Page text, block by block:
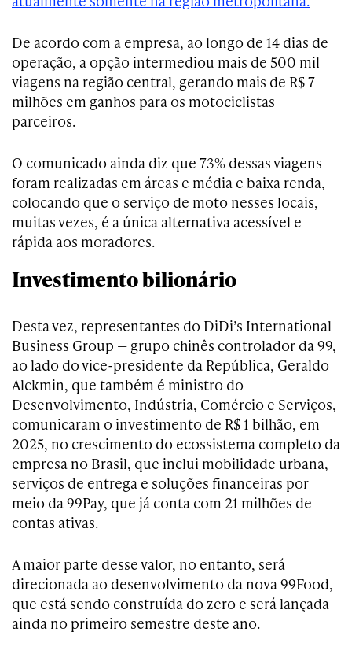
De acordo com a empresa, ao longo de 14 dias de
operação, a opção intermediou mais de 500 mil
viagens na região central, gerando mais de R$ 7
milhões em ganhos para os motociclistas
parceiros.
O comunicado ainda diz que 73% dessas viagens
foram realizadas em áreas e média e baixa renda,
colocando que o serviço de moto nesses locais,
muitas vezes, é a única alternativa acessível e
rápida aos moradores.
Investimento bilionário
Desta vez, representantes do DiDi’s International
Business Group — grupo chinês controlador da 99,
ao lado do vice-presidente da República, Geraldo
Alckmin, que também é ministro do
Desenvolvimento, Indústria, Comércio e Serviços,
comunicaram o investimento de R$ 1 bilhão, em
2025, no crescimento do ecossistema completo da
empresa no Brasil, que inclui mobilidade urbana,
serviços de entrega e soluções financeiras por
meio da 99Pay, que já conta com 21 milhões de
contas ativas.
A maior parte desse valor, no entanto, será
direcionada ao desenvolvimento da nova 99Food,
que está sendo construída do zero e será lançada
ainda no primeiro semestre deste ano.